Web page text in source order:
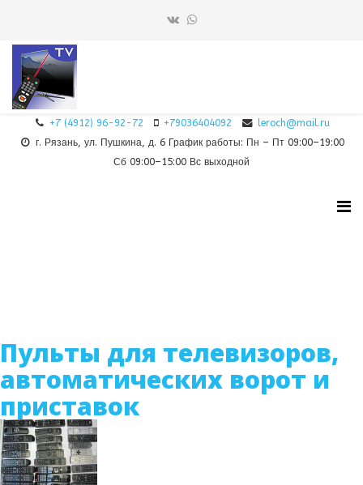
+7 (4912) 96-92-72 +79036404092
leroch@mail.ru
г. Рязань, ул. Пушкина, д. 6 График работы: Пн – Пт 09:00–19:00
Сб 09:00–15:00 Вс выходной
Пульты для телевизоров,
автоматических ворот и
приставок